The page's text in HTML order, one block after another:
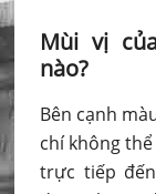
Mùi vị
nào?
Bên cạnh
chí không
trực tiếp